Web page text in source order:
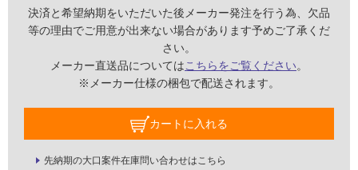
決済と希望納期をいただいた後メーカー発注を行う為、欠品
等の理由でご用意が出来ない場合があります予めご了承くだ
さい。
メーカー直送品についてはこちらをご覧ください。
※メーカー仕様の梱包で配送されます。
カートに入れる
先納期の大口案件在庫問い合わせはこちら
壁
用
可
可